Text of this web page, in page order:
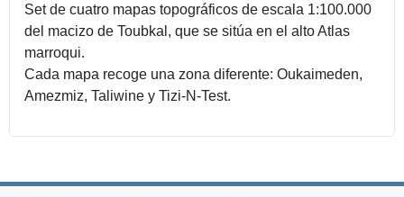
Set de cuatro mapas topográficos de escala 1:100.000
del macizo de Toubkal, que se sitúa en el alto Atlas
marroqui.
Cada mapa recoge una zona diferente: Oukaimeden,
Amezmiz, Taliwine y Tizi-N-Test.